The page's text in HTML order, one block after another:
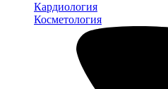
Кардиология
Косметология